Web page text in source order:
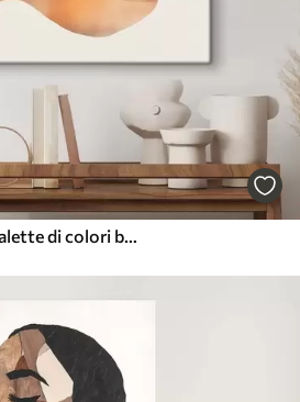
Forme astratte in una palette di colori beige-pesca con accenti scuri in stile minimalista